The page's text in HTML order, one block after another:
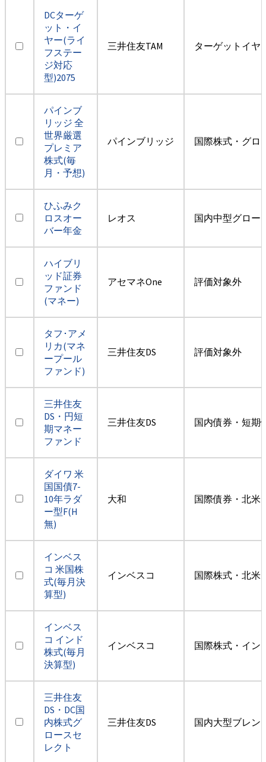
DCターゲ
ット・イ
ヤー(ライ
フステー
ジ対応
型)2075
三井住友TAM ターゲットイヤ
パインブ
リッジ 全
世界厳選
プレミア
株式(毎
月・予想)
パインブリッジ 国際株式・グロ
ひふみク
ロスオー
バー年金
レオス 国内中型グロー
ハイブリ
ッド証券
ファンド
(マネー)
アセマネOne 評価対象外
タフ･アメ
リカ(マネ
ープール
ファンド)
三井住友DS 評価対象外
三井住友
DS・円短
期マネー
ファンド
三井住友DS 国内債券・短期
ダイワ 米
国国債7-
10年ラダ
ー型F(H
無)
大和 国際債券・北米
インベス
コ 米国株
式(毎月決
算型)
インベスコ 国際株式・北米
インベス
コ インド
株式(毎月
決算型)
インベスコ 国際株式・イン
三井住友
DS・DC国
内株式グ
ロースセ
レクト
三井住友DS 国内大型ブレン